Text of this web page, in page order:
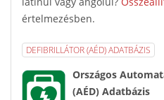
értelmezésben.
DEFIBRILLÁTOR (AÉD) ADATBÁZIS
Országos
(AÉD) Adatbázis